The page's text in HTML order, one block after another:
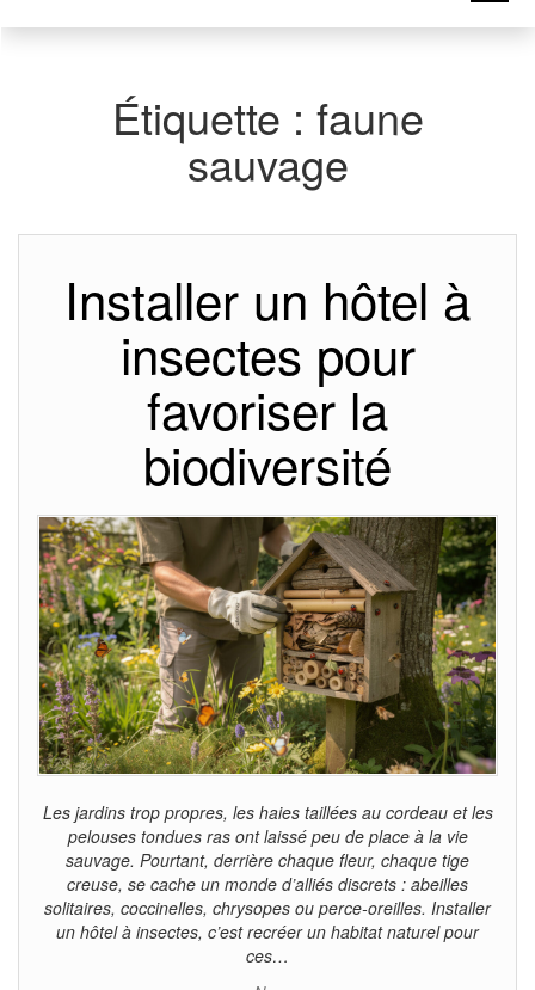
Étiquette : faune
sauvage
Installer un hôtel à
insectes pour
favoriser la
biodiversité
Les jardins trop propres, les haies taillées au cordeau et les
pelouses tondues ras ont laissé peu de place à la vie
sauvage. Pourtant, derrière chaque fleur, chaque tige
creuse, se cache un monde d’alliés discrets : abeilles
solitaires, coccinelles, chrysopes ou perce-oreilles. Installer
un hôtel à insectes, c’est recréer un habitat naturel pour
ces…